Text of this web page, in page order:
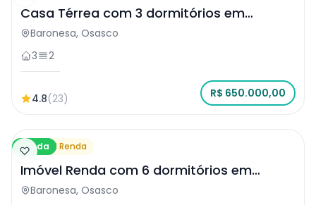
Casa Térrea com 3 dormitórios em
Osasco
Baronesa, Osasco
3
2
4.8(23) R$ 650.000,00
Venda
Imóvel Renda
Imóvel Renda com 6 dormitórios em
Osasco
Baronesa, Osasco